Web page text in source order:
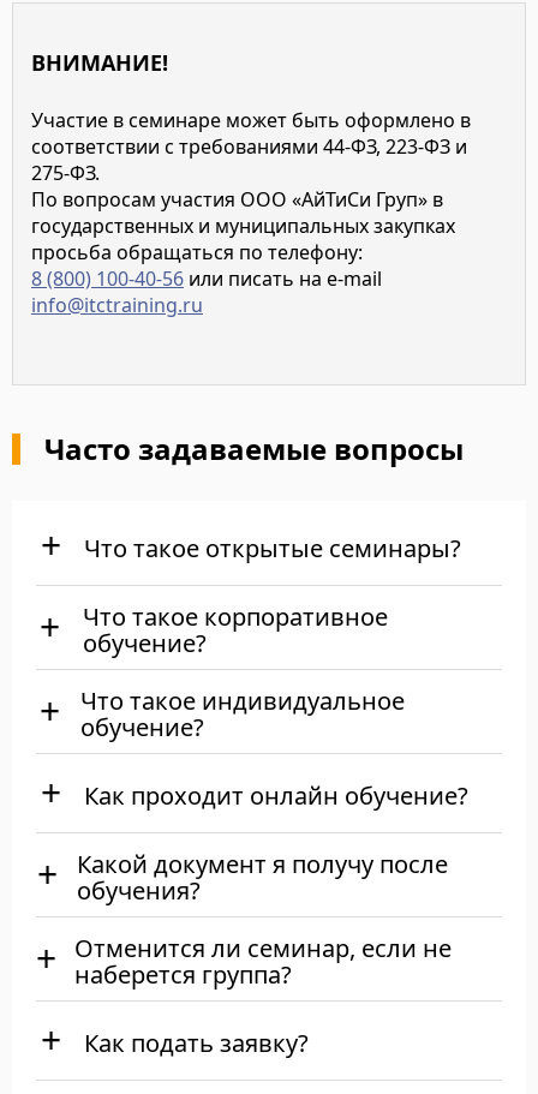
ВНИМАНИЕ!
Участие в семинаре может быть оформлено в
соответствии с требованиями 44-ФЗ, 223-ФЗ и
275-ФЗ.
По вопросам участия ООО «АйТиСи Груп» в
государственных и муниципальных закупках
просьба обращаться по телефону:
8 (800) 100-40-56 или писать на e-mail
info@itctraining.ru
Часто задаваемые вопросы
Что такое открытые семинары?
Что такое корпоративное
обучение?
Что такое индивидуальное
обучение?
Как проходит онлайн обучение?
Какой документ я получу после
обучения?
Отменится ли семинар, если не
наберется группа?
Как подать заявку?